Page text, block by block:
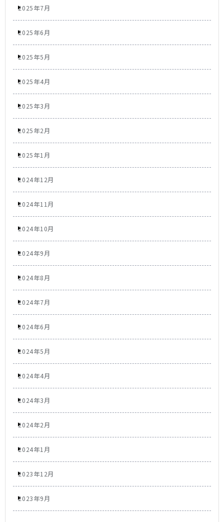
2025年7月
2025年6月
2025年5月
2025年4月
2025年3月
2025年2月
2025年1月
2024年12月
2024年11月
2024年10月
2024年9月
2024年8月
2024年7月
2024年6月
2024年5月
2024年4月
2024年3月
2024年2月
2024年1月
2023年12月
2023年9月